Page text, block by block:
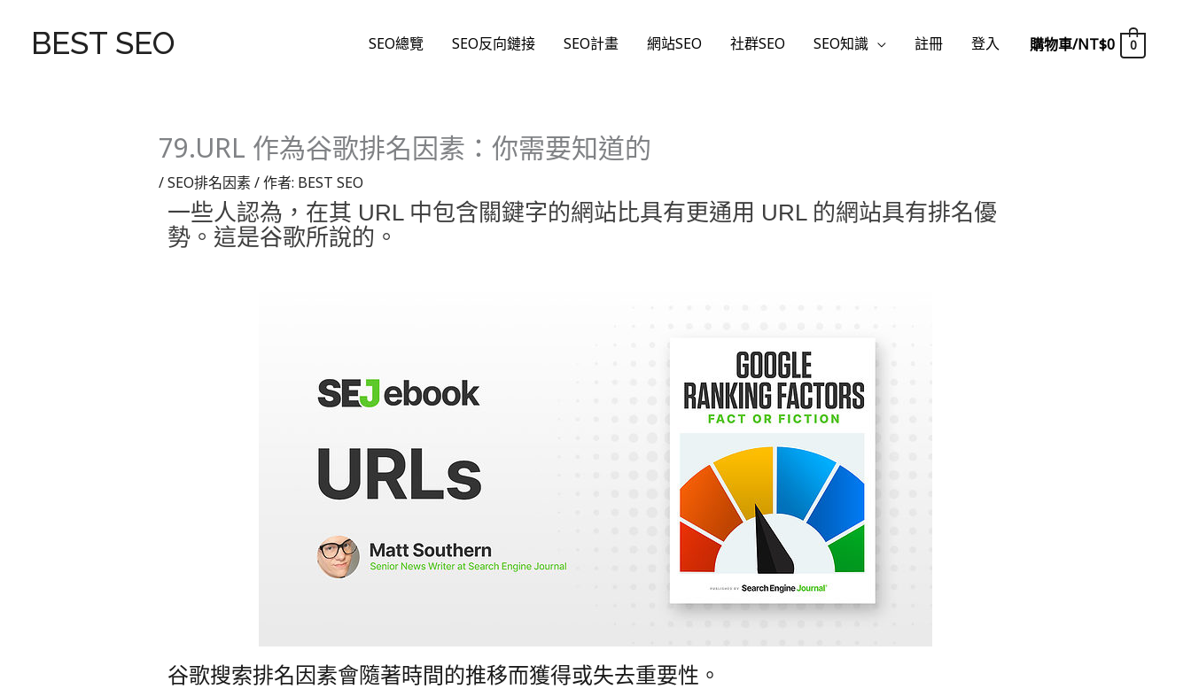
BEST SEO SEO總覽 SEO反向鏈接 SEO計畫 網站SEO 社群SEO SEO知識 註冊 登入 購物車/NT$0 0
79.URL 作為谷歌排名因素：你需要知道的
/SEO排名因素/ 作者: BEST SEO
一些人認為，在其 URL 中包含關鍵字的網站比具有更通用 URL 的網站具有排名優
勢。 這是谷歌所說的。
谷歌搜索排名因素會隨著時間的推移而獲得或失去重要性。